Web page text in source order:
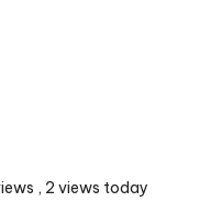
, 2 views today